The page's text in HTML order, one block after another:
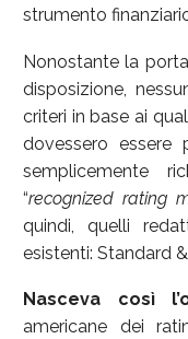
strumento
Nonostante la
disposizione,
criteri in base ai
dovessero essere
semplicemente
“recognized rating
quindi, quelli
esistenti: Standard &
Nasceva così
americane dei